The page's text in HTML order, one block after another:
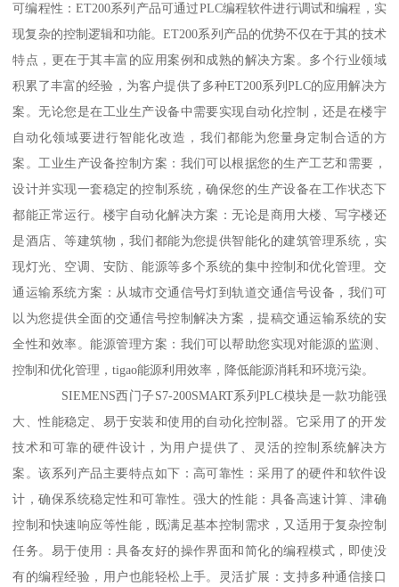
可编程性：ET200系列产品可通过PLC编程软件进行调试和编程，实
现复杂的控制逻辑和功能。ET200系列产品的优势不仅在于其的技术
特点，更在于其丰富的应用案例和成熟的解决方案。多个行业领域
积累了丰富的经验，为客户提供了多种ET200系列PLC的应用解决方
案。无论您是在工业生产设备中需要实现自动化控制，还是在楼宇
自动化领域要进行智能化改造，我们都能为您量身定制合适的方
案。工业生产设备控制方案：我们可以根据您的生产工艺和需要，
设计并实现一套稳定的控制系统，确保您的生产设备在工作状态下
都能正常运行。楼宇自动化解决方案：无论是商用大楼、写字楼还
是酒店、等建筑物，我们都能为您提供智能化的建筑管理系统，实
现灯光、空调、安防、能源等多个系统的集中控制和优化管理。交
通运输系统方案：从城市交通信号灯到轨道交通信号设备，我们可
以为您提供全面的交通信号控制解决方案，提稿交通运输系统的安
全性和效率。能源管理方案：我们可以帮助您实现对能源的监测、
控制和优化管理，tigao能源利用效率，降低能源消耗和环境污染。
SIEMENS西门子S7-200SMART系列PLC模块是一款功能强
大、性能稳定、易于安装和使用的自动化控制器。它采用了的开发
技术和可靠的硬件设计，为用户提供了、灵活的控制系统解决方
案。该系列产品主要特点如下：高可靠性：采用了的硬件和软件设
计，确保系统稳定性和可靠性。强大的性能：具备高速计算、津确
控制和快速响应等性能，既满足基本控制需求，又适用于复杂控制
任务。易于使用：具备友好的操作界面和简化的编程模式，即使没
有的编程经验，用户也能轻松上手。灵活扩展：支持多种通信接口